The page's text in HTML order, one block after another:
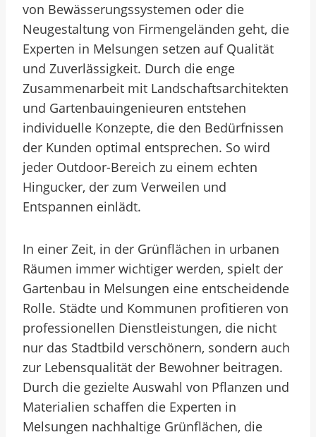
von Bewässerungssystemen oder die
Neugestaltung von Firmengeländen geht, die
Experten in Melsungen setzen auf Qualität
und Zuverlässigkeit. Durch die enge
Zusammenarbeit mit Landschaftsarchitekten
und Gartenbauingenieuren entstehen
individuelle Konzepte, die den Bedürfnissen
der Kunden optimal entsprechen. So wird
jeder Outdoor-Bereich zu einem echten
Hingucker, der zum Verweilen und
Entspannen einlädt.
In einer Zeit, in der Grünflächen in urbanen
Räumen immer wichtiger werden, spielt der
Gartenbau in Melsungen eine entscheidende
Rolle. Städte und Kommunen profitieren von
professionellen Dienstleistungen, die nicht
nur das Stadtbild verschönern, sondern auch
zur Lebensqualität der Bewohner beitragen.
Durch die gezielte Auswahl von Pflanzen und
Materialien schaffen die Experten in
Melsungen nachhaltige Grünflächen, die